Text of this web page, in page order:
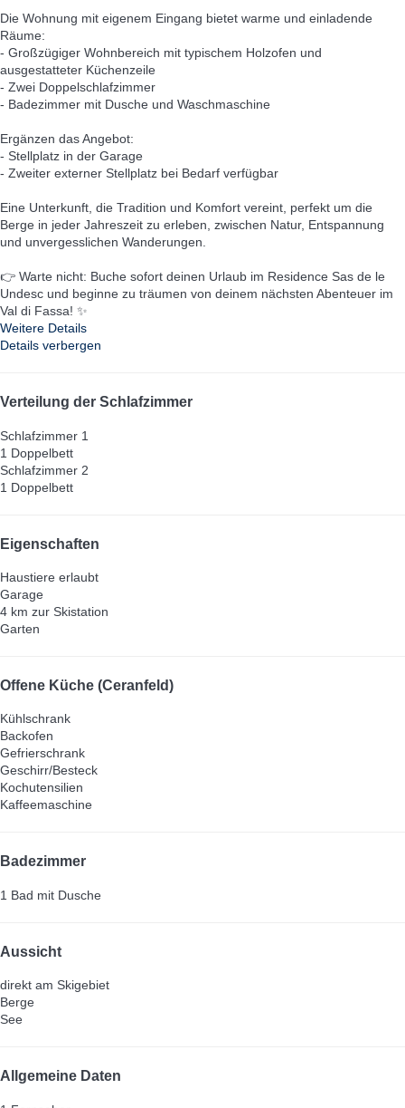
Die Wohnung mit eigenem Eingang bietet warme und einladende
Räume:
- Großzügiger Wohnbereich mit typischem Holzofen und
ausgestatteter Küchenzeile
- Zwei Doppelschlafzimmer
- Badezimmer mit Dusche und Waschmaschine
Ergänzen das Angebot:
- Stellplatz in der Garage
- Zweiter externer Stellplatz bei Bedarf verfügbar
Eine Unterkunft, die Tradition und Komfort vereint, perfekt um die
Berge in jeder Jahreszeit zu erleben, zwischen Natur, Entspannung
und unvergesslichen Wanderungen.
👉 Warte nicht: Buche sofort deinen Urlaub im Residence Sas de le
Undesc und beginne zu träumen von deinem nächsten Abenteuer im
Val di Fassa! ✨
Weitere Details
Details verbergen
Verteilung der Schlafzimmer
Schlafzimmer 1
1 Doppelbett
Schlafzimmer 2
1 Doppelbett
Eigenschaften
Haustiere erlaubt
Garage
4 km zur Skistation
Garten
Offene Küche (Ceranfeld)
Kühlschrank
Backofen
Gefrierschrank
Geschirr/Besteck
Kochutensilien
Kaffeemaschine
Badezimmer
1 Bad mit Dusche
Aussicht
direkt am Skigebiet
Berge
See
Allgemeine Daten